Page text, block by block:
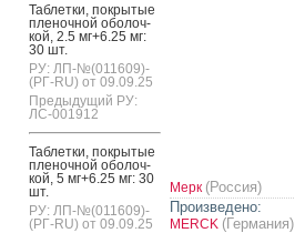
Таб­летки, пок­ры­тые
пле­ноч­ной обо­лоч­
кой, 2.5 мг+6.25 мг:
30 шт.
РУ: ЛП-№(011609)-
(РГ-RU) от 09.09.25
Предыдущий РУ:
ЛС-001912
Таб­летки, пок­ры­тые
пле­ноч­ной обо­лоч­
кой, 5 мг+6.25 мг: 30
шт.
РУ: ЛП-№(011609)-
(РГ-RU) от 09.09.25
Мерк (Россия)
Произведено:
MERCK (Германия)